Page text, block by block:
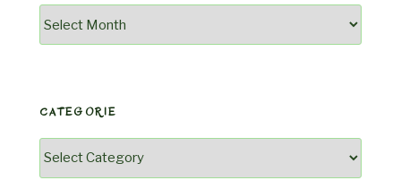
Archivio
CATEGORIE
Categorie